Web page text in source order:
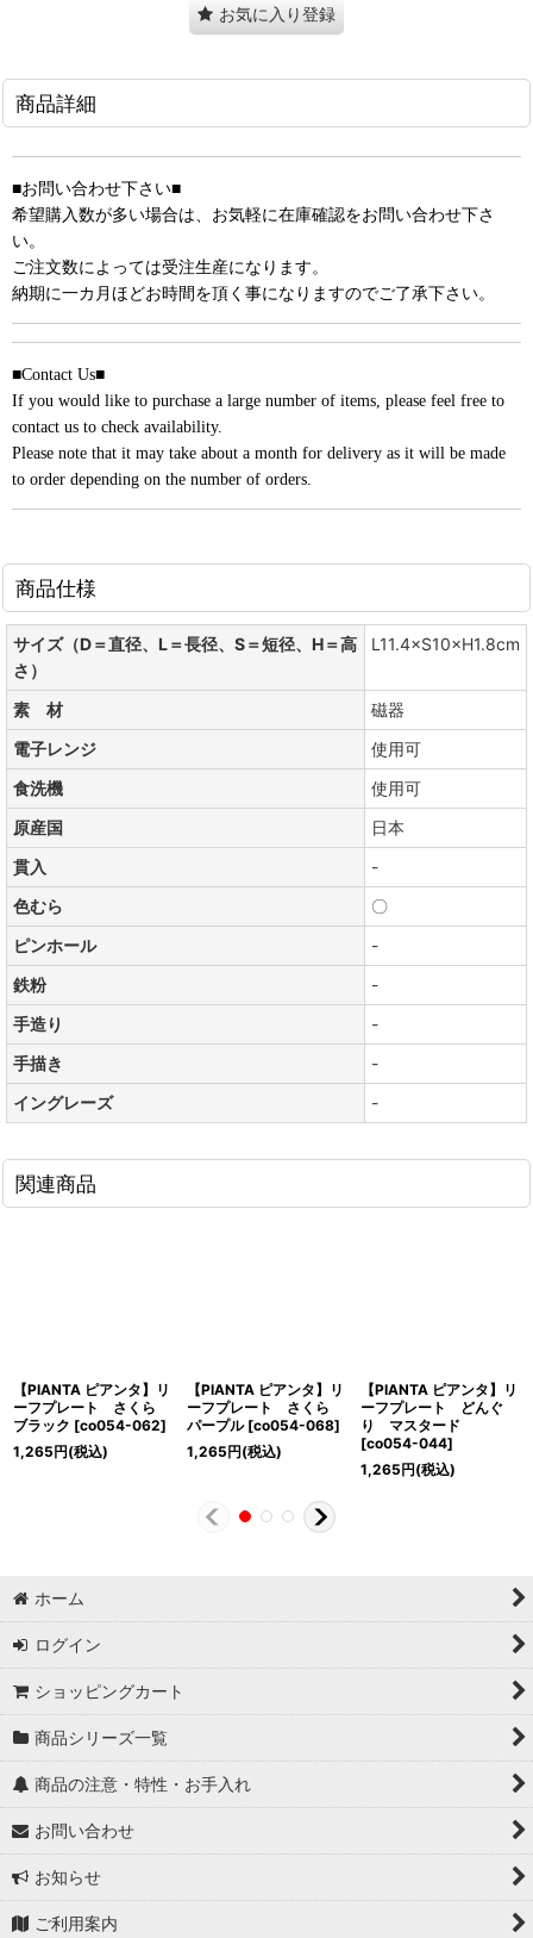
お気に入り登録
商品詳細
■お問い合わせ下さい■
希望購入数が多い場合は、お気軽に在庫確認をお問い合わせ下さ
い。
ご注文数によっては受注生産になります。
納期に一カ月ほどお時間を頂く事になりますのでご了承下さい。
■Contact Us■
If you would like to purchase a large number of items, please feel free to
contact us to check availability.
Please note that it may take about a month for delivery as it will be made
to order depending on the number of orders.
商品仕様
サイズ（D＝直径、L＝長径、S＝短径、H＝高
さ）
L11.4×S10×H1.8cm
素 材
磁器
電子レンジ
使用可
食洗機
使用可
原産国
日本
貫入
-
色むら
〇
ピンホール
-
鉄粉
-
手造り
-
手描き
-
イングレーズ
-
関連商品
【PIANTA ピアンタ】リ
ーフプレート さくら
ブラック [co054-062]
1,265円(税込)
【PIANTA ピアンタ】リ
ーフプレート さくら
パープル [co054-068]
1,265円(税込)
【PIANTA ピアンタ】リ
ーフプレート どんぐ
り マスタード
[co054-044]
1,265円(税込)
ホーム
ログイン
ショッピングカート
商品シリーズ一覧
商品の注意・特性・お手入れ
お問い合わせ
お知らせ
ご利用案内